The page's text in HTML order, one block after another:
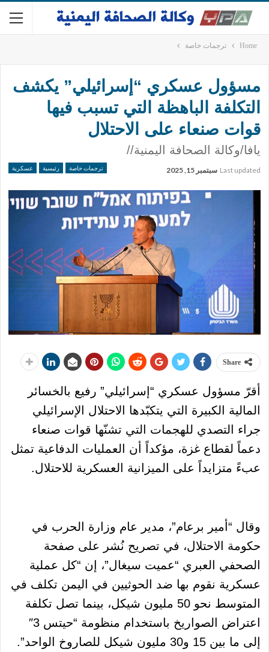
Home ترجمات خاصة
مسؤول عسكري “إسرائيلي” يكشف
التكلفة الباهظة التي تسبب فيها
قوات صنعاء على الاحتلال
يافا/وكالة الصحافة اليمنية//
ترجمات خاصة رئيسية عسكرية Last updated سبتمبر 15, 2025
Share
أقرّ مسؤول عسكري “إسرائيلي” رفيع بالخسائر
المالية الكبيرة التي يتكبّدها الاحتلال الإسرائيلي
جراء التصدي للهجمات التي تشنّها قوات صنعاء
دعماً لقطاع غزة، مؤكداً أن العمليات الدفاعية تمثل
عبءً متزايداً على الميزانية العسكرية للاحتلال.
وقال “أمير برعام”، مدير عام وزارة الحرب في
حكومة الاحتلال، في تصريح نُشر على صفحة
الصحفي العبري “عميت سيغال”، إن “كل عملية
عسكرية نقوم بها ضد الحوثيين في اليمن تكلف في
المتوسط نحو 50 مليون شيكل، بينما تصل تكلفة
اعتراض الصواريخ باستخدام منظومة “حيتس 3″
إلى ما بين 15 و30 مليون شيكل للصاروخ الواحد”.